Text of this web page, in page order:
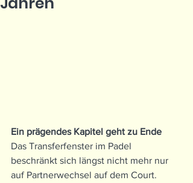
Ein prägendes Kapitel geht zu Ende
Das Transferfenster im Padel
beschränkt sich längst nicht mehr nur
auf Partnerwechsel auf dem Court.